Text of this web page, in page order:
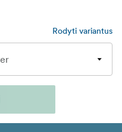
Rodyti variantus